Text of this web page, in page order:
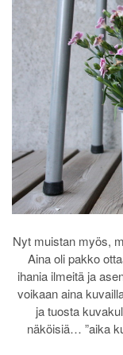
Nyt muistan myös,
Aina oli pakko
ihania ilmeitä ja
voikaan aina
ja tuosta
näköisiä… ”aika